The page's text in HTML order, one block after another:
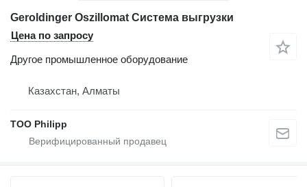
Geroldinger Oszillomat Система выгрузки
Цена по запросу
Другое промышленное оборудование
Казахстан, Алматы
ТОО Philipp